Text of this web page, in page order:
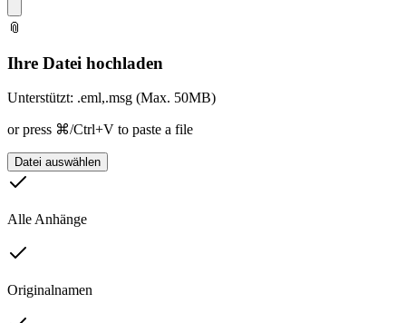
📎
Ihre Datei hochladen
Unterstützt: .eml,.msg (Max. 50MB)
or press ⌘/Ctrl+V to paste a file
Datei auswählen
Alle Anhänge
Originalnamen